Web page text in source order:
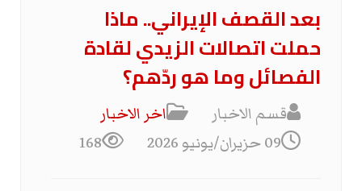
بعد القصف الإيراني.. ماذا
حملت اتصالات الزيدي لقادة
الفصائل وما هو ردّهم؟
قسم الاخبار
اخر الاخبار
09 حزيران/يونيو 2026
168